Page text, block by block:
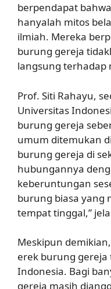
berpendapat
hanyalah mitos
ilmiah. Mereka
burung gereja
langsung terhadap
Prof. Siti Rahayu,
Universitas
burung gereja
umum ditemukan
burung gereja di
hubungannya
keberuntungan
burung biasa yang
tempat tinggal,”
Meskipun
erek burung
Indonesia. Bagi
gereja masih